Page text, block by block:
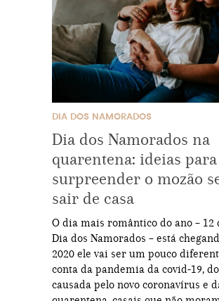
DIA DOS NAMORADOS
Dia dos Namorados na
quarentena: ideias para
surpreender o mozão
sair de casa
O dia mais romântico do ano – 12
Dia dos Namorados – está
2020 ele vai ser um pouco
conta da pandemia da covid-19,
causada pelo novo coronavírus e